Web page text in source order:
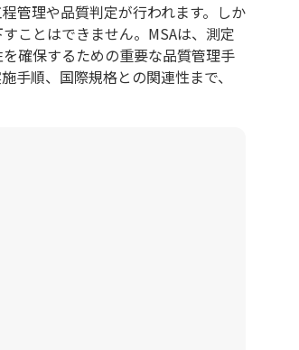
管理や品質判定が行われます。しか
ことはできません。MSAは、測定
確保するための重要な品質管理手
手順、国際規格との関連性まで、